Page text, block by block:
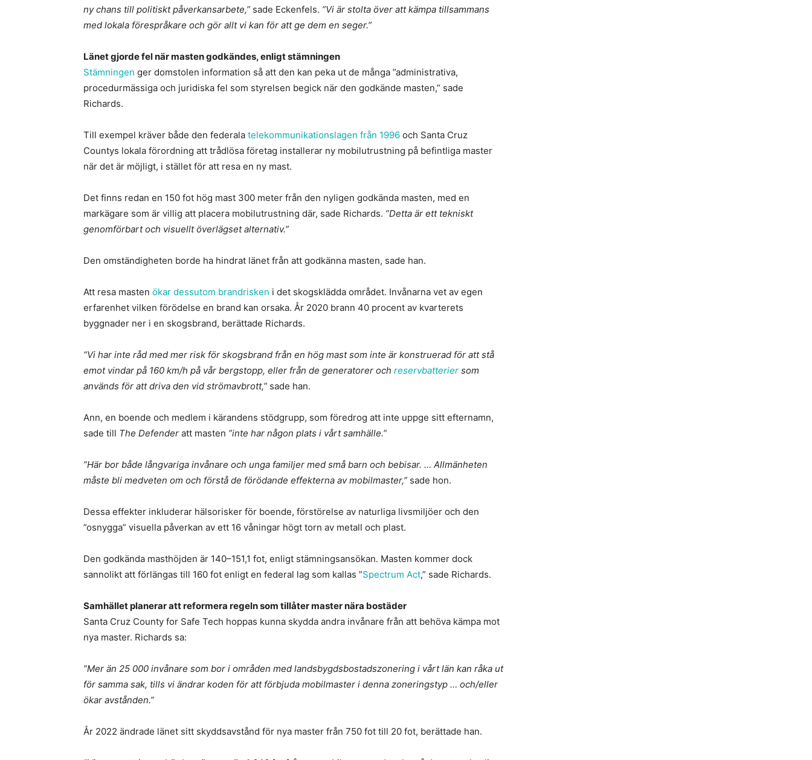
ny chans till politiskt påverkansarbete,” sade Eckenfels. ”Vi är stolta över att kämpa tillsammans
med lokala förespråkare och gör allt vi kan för att ge dem en seger.”
Länet gjorde fel när masten godkändes, enligt stämningen
Stämningen ger domstolen information så att den kan peka ut de många ”administrativa,
procedurmässiga och juridiska fel som styrelsen begick när den godkände masten,” sade
Richards.
Till exempel kräver både den federala telekommunikationslagen från 1996 och Santa Cruz
Countys lokala förordning att trådlösa företag installerar ny mobilutrustning på befintliga master
när det är möjligt, i stället för att resa en ny mast.
Det finns redan en 150 fot hög mast 300 meter från den nyligen godkända masten, med en
markägare som är villig att placera mobilutrustning där, sade Richards. ”Detta är ett tekniskt
genomförbart och visuellt överlägset alternativ.”
Den omständigheten borde ha hindrat länet från att godkänna masten, sade han.
Att resa masten ökar dessutom brandrisken i det skogsklädda området. Invånarna vet av egen
erfarenhet vilken förödelse en brand kan orsaka. År 2020 brann 40 procent av kvarterets
byggnader ner i en skogsbrand, berättade Richards.
”Vi har inte råd med mer risk för skogsbrand från en hög mast som inte är konstruerad för att stå
emot vindar på 160 km/h på vår bergstopp, eller från de generatorer och reservbatterier som
används för att driva den vid strömavbrott,” sade han.
Ann, en boende och medlem i kärandens stödgrupp, som föredrog att inte uppge sitt efternamn,
sade till The Defender att masten ”inte har någon plats i vårt samhälle.”
”Här bor både långvariga invånare och unga familjer med små barn och bebisar. … Allmänheten
måste bli medveten om och förstå de förödande effekterna av mobilmaster,” sade hon.
Dessa effekter inkluderar hälsorisker för boende, förstörelse av naturliga livsmiljöer och den
”osnygga” visuella påverkan av ett 16 våningar högt torn av metall och plast.
Den godkända masthöjden är 140–151,1 fot, enligt stämningsansökan. Masten kommer dock
sannolikt att förlängas till 160 fot enligt en federal lag som kallas ”Spectrum Act,” sade Richards.
Samhället planerar att reformera regeln som tillåter master nära bostäder
Santa Cruz County for Safe Tech hoppas kunna skydda andra invånare från att behöva kämpa mot
nya master. Richards sa:
”Mer än 25 000 invånare som bor i områden med landsbygdsbostadszonering i vårt län kan råka ut
för samma sak, tills vi ändrar koden för att förbjuda mobilmaster i denna zoneringstyp … och/eller
ökar avstånden.”
År 2022 ändrade länet sitt skyddsavstånd för nya master från 750 fot till 20 fot, berättade han.